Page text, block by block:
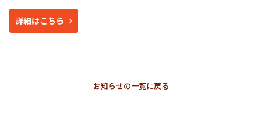
詳細はこちら
お知らせの一覧に戻る